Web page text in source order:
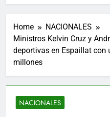
Home
NACIONALES
Ministros Kelvin Cruz y
deportivas en Espaillat con
millones
NACIONALES